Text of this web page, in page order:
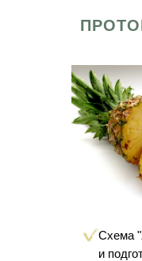
Схема
и